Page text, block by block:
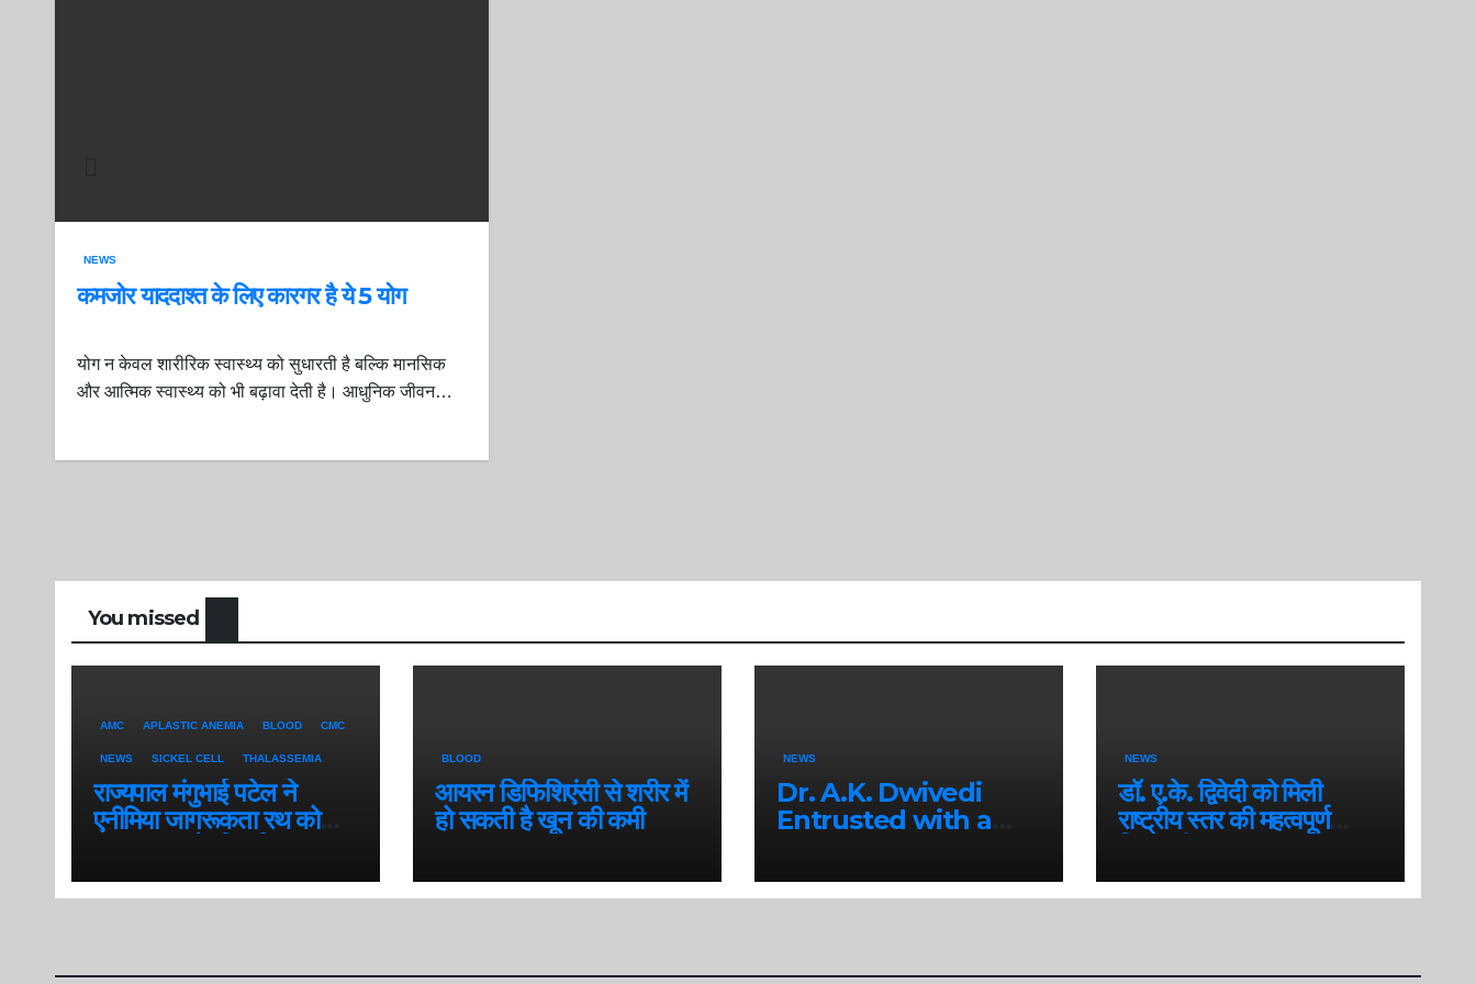
NEWS
कमजोर याददाश्त के लिए कारगर है ये 5 योग
योग न केवल शारीरिक स्वास्थ्य को सुधारती है बल्कि मानसिक
और आत्मिक स्वास्थ्य को भी बढ़ावा देती है। आधुनिक जीवन…
You missed
AMC APLASTIC ANEMIA BLOOD CMC
NEWS SICKEL CELL THALASSEMIA
राज्यपाल मंगुभाई पटेल ने
एनीमिया जागरूकता रथ को
BLOOD
आयरन डिफिशिएंसी से शरीर में
हो सकती है खून की कमी
NEWS
Dr. A.K. Dwivedi
Entrusted with a
Responsibility
NEWS
डॉ. ए.के. द्विवेदी को मिली
राष्ट्रीय स्तर की महत्वपूर्ण